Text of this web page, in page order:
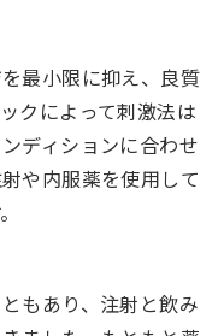
最小限に抑え、良質
クによって刺激法は
ディションに合わせ
や内服薬を使用して
もあり、注射と飲み